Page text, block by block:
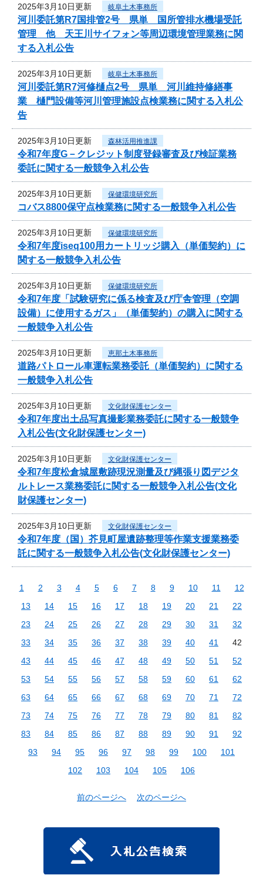
2025年3月10日更新 岐阜土木事務所
河川委託第R7国排管2号 県単 国所管排水機場受託
管理 他 天王川サイフォン等周辺環境管理業務に関
する入札公告
2025年3月10日更新 岐阜土木事務所
河川委託第R7河修樋点2号 県単 河川維持修繕事
業 樋門設備等河川管理施設点検業務に関する入札公
告
2025年3月10日更新 森林活用推進課
令和7年度G－クレジット制度登録審査及び検証業務
委託に関する一般競争入札公告
2025年3月10日更新 保健環境研究所
コバス8800保守点検業務に関する一般競争入札公告
2025年3月10日更新 保健環境研究所
令和7年度iseq100用カートリッジ購入（単価契約）に
関する一般競争入札公告
2025年3月10日更新 保健環境研究所
令和7年度「試験研究に係る検査及び庁舎管理（空調
設備）に使用するガス」（単価契約）の購入に関する
一般競争入札公告
2025年3月10日更新 恵那土木事務所
道路パトロール車運転業務委託（単価契約）に関する
一般競争入札公告
2025年3月10日更新 文化財保護センター
令和7年度出土品写真撮影業務委託に関する一般競争
入札公告(文化財保護センター)
2025年3月10日更新 文化財保護センター
令和7年度松倉城屋敷跡現況測量及び縄張り図デジタ
ルトレース業務委託に関する一般競争入札公告(文化
財保護センター)
2025年3月10日更新 文化財保護センター
令和7年度（国）芥見町屋遺跡整理等作業支援業務委
託に関する一般競争入札公告(文化財保護センター)
1 2 3 4 5 6 7 8 9 10 11
12
13
14 15 16 17 18 19 20 21
22
23
24 25 26 27 28 29 30 31
32
33
34 35 36 37 38 39 40 41
42
43
44 45 46 47 48 49 50 51
52
53
54 55 56 57 58 59 60 61
62
63
64 65 66 67 68 69 70 71
72
73
74 75 76 77 78 79 80 81
82
83
84 85 86 87 88 89 90 91
92
93
94 95 96 97 98 99 100
101
102
103 104 105 106
前のページへ 次のページへ